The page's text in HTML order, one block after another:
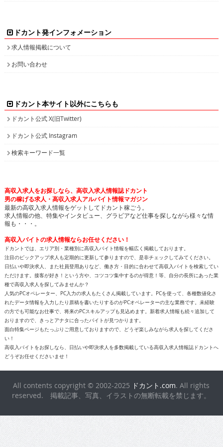
ドカント発インフォメーション
求人情報掲載について
お問い合わせ
ドカント本サイト以外にこちらも
ドカント公式 X(旧Twitter)
ドカント公式 Instagram
検索キーワード一覧
高収入求人をお探しなら、高収入求人情報誌ドカント
男の稼げる求人・高収入求人アルバイト情報マガジン
最新の高収入求人情報をゲットしてドカント稼ごう。
求人情報の他、特集やインタビュー、グラビアなど仕事を探しながら様々な情
報も・・・。
高収入バイトの求人情報ならお任せください！
ドカントでは、エリア別・業種別に高収入バイト情報を幅広く掲載しております。
注目のピックアップ求人も定期的に更新して参りますので、是非チェックしてみてください。
日払いや即決求人、また社員登用ありなど、働き方・目的に合わせて高収入バイトを検索してい
ただけます。接客が好き！という方や、コツコツ集中するのが得意！等、自分の長所にあった業
種で高収入求人を探してみませんか？
人気のPCオペレーター、PC入力の求人もたくさん掲載しています。PCを使って、各種数値化さ
れたデータ情報を入力したり原稿を書いたりするのがPCオペレーターの主な業務です。未経験
の方でも可能なお仕事で、将来のPCスキルアップも見込めます。新着求人情報も続々追加して
おりますので、きっとアナタに合ったバイトが見つかります。
面白特集ページもたっぷりご用意しておりますので、どうぞ楽しみながら求人を探してくださ
い！
高収入バイトをお探しなら、日払いや即決求人を多数掲載している高収入求人情報誌ドカントへ
どうぞお任せくださいませ！
All contents copyright © 2002-2025 ドカント.com. All rights
reserved. 掲載記事、写真、イラストの無断転載を禁じます。